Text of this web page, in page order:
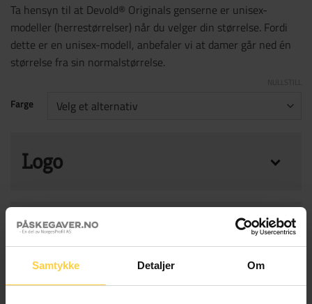
Samtykke Detaljer Om
Ta hensyn til at Devold® Originals genserne er unisex-
modeller (herrestørrelser) når du velger din størrelse. Fordi
dette er en unisex-modell, anbefaler vi at damer går ned én
størrelse fra sin normalstørrelse.
Farge
Logo
Ønsker logo på produkt
Påskekort
Legg til et hyggelig Påskekort sammen med
Produkt total